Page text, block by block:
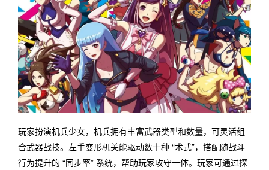
玩家扮演机兵少女，机兵拥有丰富武器类型和数量，可灵活组
合武器战技。左手变形机关能驱动数十种 “术式”，搭配随战斗
行为提升的 “同步率” 系统，帮助玩家攻守一体。玩家可通过探